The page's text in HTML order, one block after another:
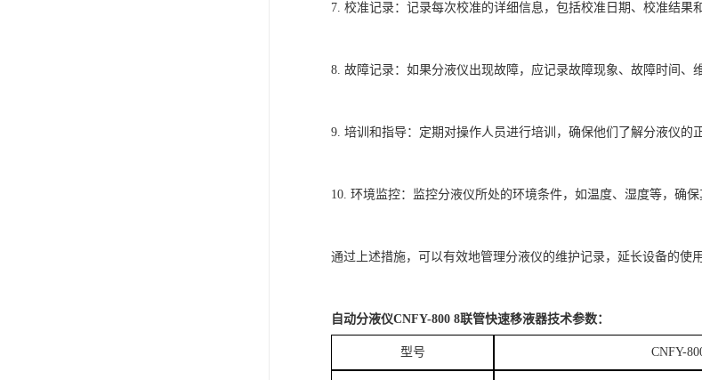
7. 校准记录：记录每次校准的详细信息，包括校准日期、校准结果
8. 故障记录：如果分液仪出现故障，应记录故障现象、故障时间、
9. 培训和指导：定期对操作人员进行培训，确保他们了解分液仪的
10. 环境监控：监控分液仪所处的环境条件，如温度、湿度等，确保
通过上述措施，可以有效地管理分液仪的维护记录，延长设备的使
自动分液仪CNFY-800 8联管快速移液器技术参数：
型号 CNFY-